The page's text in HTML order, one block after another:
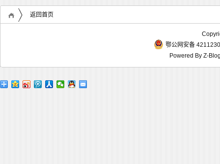
返回首页
鄂公网安备
Powered By Z-